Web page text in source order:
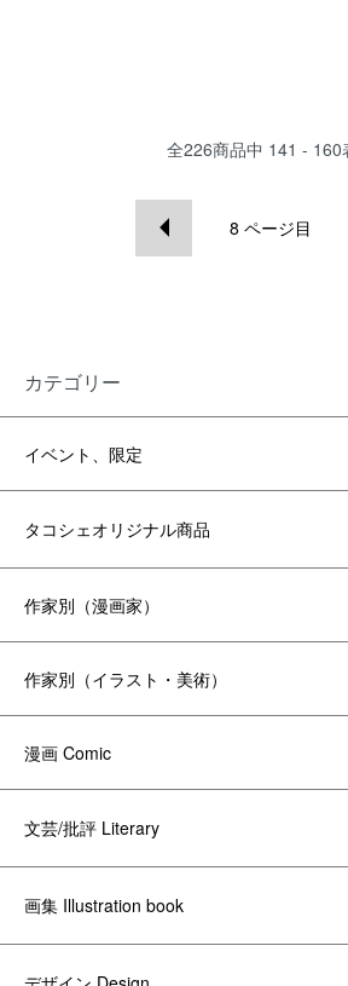
全226商品中 141 - 160
8 ページ目
カテゴリー
イベント、限定
タコシェオリジナル商品
作家別（漫画家）
作家別（イラスト・美術）
漫画 Comic
文芸/批評 Literary
画集 Illustration book